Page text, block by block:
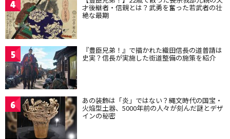
4 才後継者・信親とは？武勇を奮った若武者の壮
絶な最期
5 『豊臣兄弟！』で描かれた織田信長の道普請は
史実？信長が実施した街道整備の施策を紹介
6 あの装飾は「炎」ではない？縄文時代の国宝・
火焔型土器、5000年前の人々が刻んだ謎とデザ
インの秘密